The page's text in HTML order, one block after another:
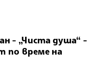
- „Чиста душа“ -
по време на